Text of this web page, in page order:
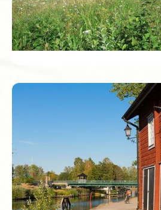
Värmland is het decor
Nobelprijswinnares Selma Lagerlöf.
een must voor iedere
vertellen je graag meer over de
leven.